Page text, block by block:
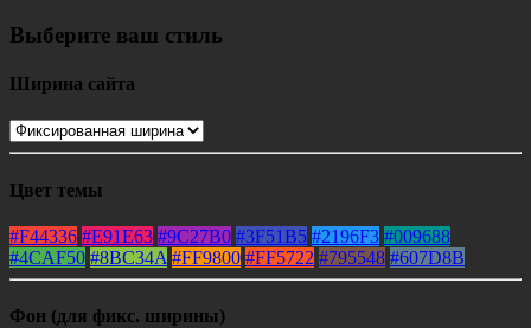
Выберите ваш стиль
Ширина сайта
Цвет темы
#F44336 #E91E63 #9C27B0 #3F51B5 #2196F3 #009688
#4CAF50 #8BC34A #FF9800 #FF5722 #795548 #607D8B
Фон (для фикс. ширины)